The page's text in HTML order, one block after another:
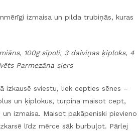
izmaisa un pilda trubiņās, kuras
100g sīpoli, 3 daiviņas ķiploks, 4
Parmezāna siers
izkausē sviestu, liek cepties sēnes –
un ķiplokus, turpina maisot cept,
izmaisa. Maisot pakāpeniski pievieno
līdz mērce sāk burbuļot. Pārlej